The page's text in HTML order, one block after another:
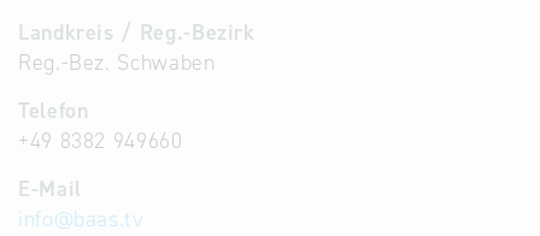
Landkreis / Reg.-Bezirk
Reg.-Bez. Schwaben
Telefon
+49 8382 949660
E-Mail
info@baas.tv